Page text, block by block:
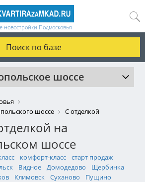
новостройки Подмосковья
Поиск по базе
шоссе
шоссе
С отделкой
на
шоссе
комфорт-класс
старт продаж
Видное Домодедово
Щербинка
Климовск Суханово
Пущино